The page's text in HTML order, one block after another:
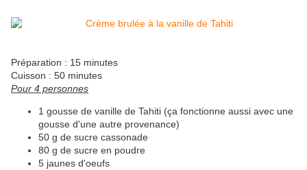
Préparation : 15 minutes
Cuisson : 50 minutes
Pour 4 personnes
1 gousse de vanille de Tahiti (ça fonctionne aussi avec une
gousse d'une autre provenance)
50 g de sucre cassonade
80 g de sucre en poudre
5 jaunes d'oeufs